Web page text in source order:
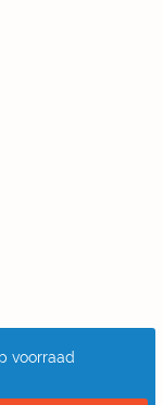
voorraad